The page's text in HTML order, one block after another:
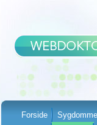
Forside Sygdomme